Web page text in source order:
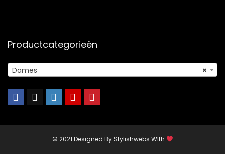
Productcategorieën
×
Dames
© 2021 Designed ByStylishwebs WIth